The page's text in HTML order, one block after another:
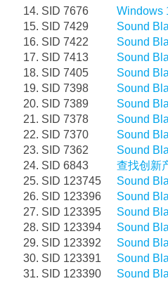
SID 7676
Windows
SID 7429
Sound
SID 7422
Sound
SID 7413
Sound
SID 7405
Sound
SID 7398
Sound
SID 7389
Sound
SID 7378
Sound
SID 7370
Sound
SID 7362
Sound
SID 6843
查找创新
SID 123745
Sound
SID 123396
Sound
SID 123395
Sound
SID 123394
Sound
SID 123392
Sound
SID 123391
Sound
SID 123390
Sound